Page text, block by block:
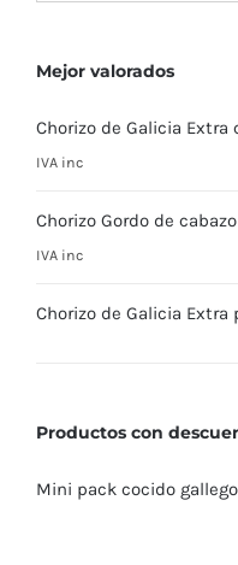
Mejor valorados
Chorizo de Galicia Extra
IVA inc
Chorizo Gordo de
IVA inc
Chorizo de Galicia Extra
Productos con
Mini pack cocido gallego